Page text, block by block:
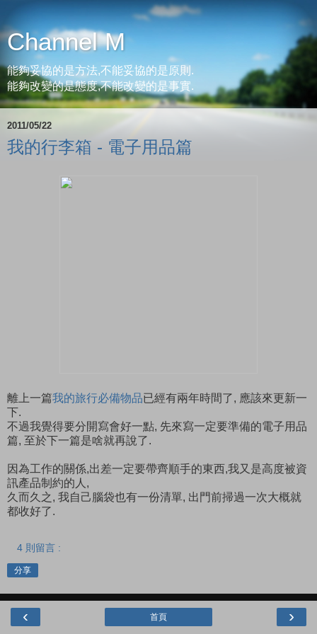
Channel M
能夠妥協的是方法,不能妥協的是原則.
能夠改變的是態度,不能改變的是事實.
2011/05/22
我的行李箱 - 電子用品篇
離上一篇我的旅行必備物品已經有兩年時間了, 應該來更新一
下.
不過我覺得要分開寫會好一點, 先來寫一定要準備的電子用品
篇, 至於下一篇是啥就再說了.
因為工作的關係,出差一定要帶齊順手的東西,我又是高度被資
訊產品制約的人,
久而久之, 我自己腦袋也有一份清單, 出門前掃過一次大概就
都收好了.
4 則留言 :
分享
‹ ›
首頁